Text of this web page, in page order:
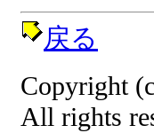
戻る
Copyright
All rights